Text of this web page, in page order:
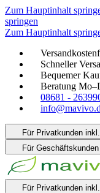
Zum Hauptinhalt
springen
Zum Hauptinhalt
Schneller
Bequemer
Beratung
08681 -
Für Privatkunden
Für Geschäftskunden
Für Privatkunden